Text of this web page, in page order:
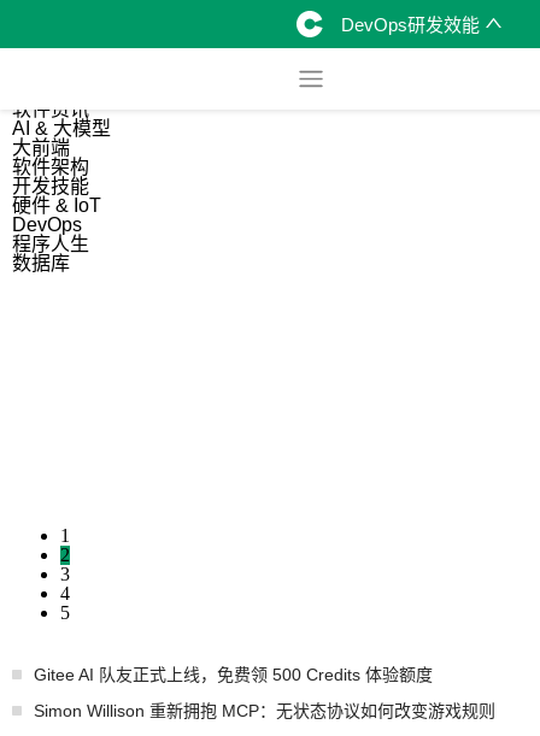
DevOps研发效能
软件资讯
AI & 大模型
大前端
软件架构
开发技能
硬件 & IoT
DevOps
程序人生
数据库
1
2
3
4
5
Gitee AI 队友正式上线，免费领 500 Credits 体验额度
Simon Willison 重新拥抱 MCP：无状态协议如何改变游戏规则